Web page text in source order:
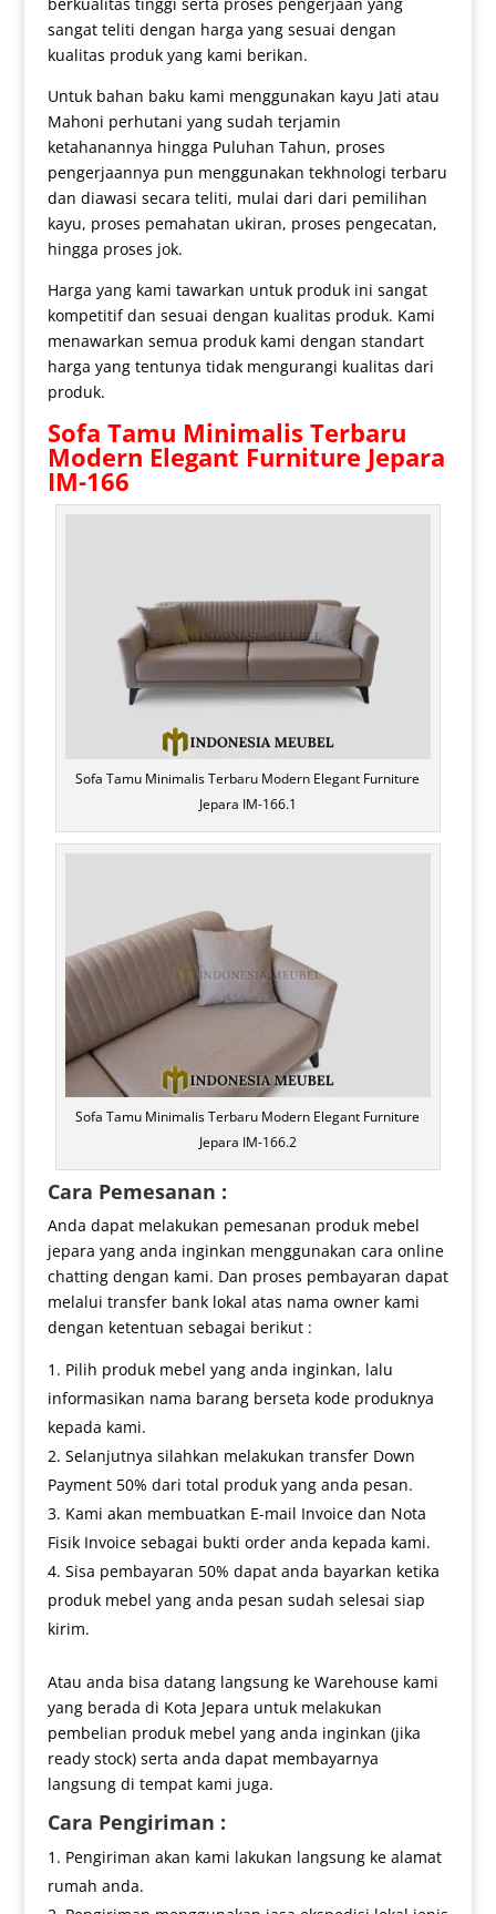
berkualitas tinggi serta proses pengerjaan yang
sangat teliti dengan harga yang sesuai dengan
kualitas produk yang kami berikan.
Untuk bahan baku kami menggunakan kayu Jati atau
Mahoni perhutani yang sudah terjamin
ketahanannya hingga Puluhan Tahun, proses
pengerjaannya pun menggunakan tekhnologi terbaru
dan diawasi secara teliti, mulai dari dari pemilihan
kayu, proses pemahatan ukiran, proses pengecatan,
hingga proses jok.
Harga yang kami tawarkan untuk produk ini sangat
kompetitif dan sesuai dengan kualitas produk. Kami
menawarkan semua produk kami dengan standart
harga yang tentunya tidak mengurangi kualitas dari
produk.
Sofa Tamu Minimalis Terbaru
Modern Elegant Furniture Jepara
IM-166
Sofa Tamu Minimalis Terbaru Modern Elegant Furniture
Jepara IM-166.1
Sofa Tamu Minimalis Terbaru Modern Elegant Furniture
Jepara IM-166.2
Cara Pemesanan :
Anda dapat melakukan pemesanan produk mebel
jepara yang anda inginkan menggunakan cara online
chatting dengan kami. Dan proses pembayaran dapat
melalui transfer bank lokal atas nama owner kami
dengan ketentuan sebagai berikut :
Pilih produk mebel yang anda inginkan, lalu
informasikan nama barang berseta kode produknya
kepada kami.
Selanjutnya silahkan melakukan transfer Down
Payment 50% dari total produk yang anda pesan.
Kami akan membuatkan E-mail Invoice dan Nota
Fisik Invoice sebagai bukti order anda kepada kami.
Sisa pembayaran 50% dapat anda bayarkan ketika
produk mebel yang anda pesan sudah selesai siap
kirim.
Atau anda bisa datang langsung ke Warehouse kami
yang berada di Kota Jepara untuk melakukan
pembelian produk mebel yang anda inginkan (jika
ready stock) serta anda dapat membayarnya
langsung di tempat kami juga.
Cara Pengiriman :
Pengiriman akan kami lakukan langsung ke alamat
rumah anda.